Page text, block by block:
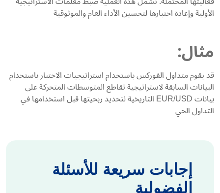
الأولية وإعادة اختبارها لتحسين الأداء العام والموثوقية
مثال:
قد يقوم متداول الفوركس باستخدام استراتيجيات الاختبار باستخدام
البيانات السابقة لاستراتيجية تقاطع المتوسطات المتحركة على
بيانات EUR/USD التاريخية لتحديد ربحيتها قبل استخدامها في
التداول الحي
إجابات سريعة للأسئلة
الفضولية